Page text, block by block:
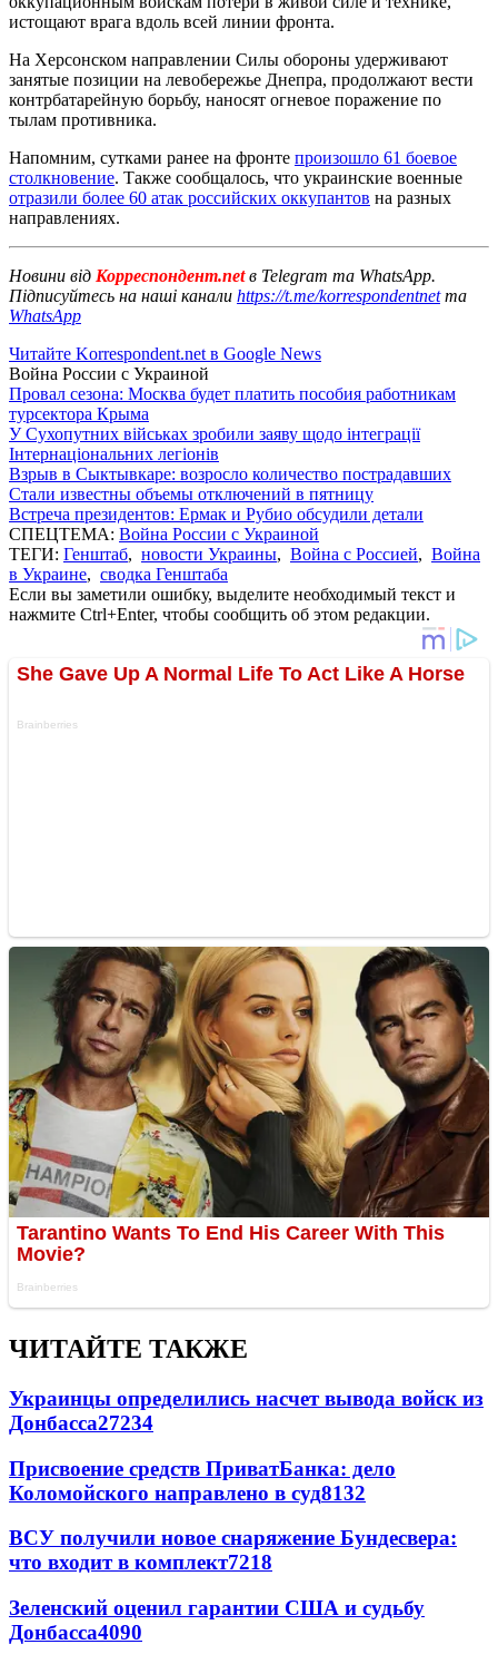
истощают врага вдоль всей линии фронта.
На Херсонском направлении Силы обороны удерживают
занятые позиции на левобережье Днепра, продолжают вести
контрбатарейную борьбу, наносят огневое поражение по
тылам противника.
Напомним, сутками ранее на фронте произошло 61 боевое
столкновение. Также сообщалось, что украинские военные
отразили более 60 атак российских оккупантов на разных
направлениях.
Новини від Корреспондент.netв Telegram та WhatsApp.
Підписуйтесь на наші канали https://t.me/korrespondentnetта
WhatsApp
Читайте Korrespondent.net в Google News
Война России с Украиной
Провал сезона: Москва будет платить пособия работникам
турсектора Крыма
У Сухопутних військах зробили заяву щодо інтеграції
Інтернаціональних легіонів
Взрыв в Сыктывкаре: возросло количество пострадавших
Стали известны объемы отключений в пятницу
Встреча президентов: Ермак и Рубио обсудили детали
СПЕЦТЕМА: Война России с Украиной
ТЕГИ: Генштаб, новости Украины, Война с Россией, Война
в Украине, сводка Генштаба
Если вы заметили ошибку, выделите необходимый текст и
нажмите Ctrl+Enter, чтобы сообщить об этом редакции.
ЧИТАЙТЕ ТАКЖЕ
Украинцы определились насчет вывода войск из
Донбасса27234
Присвоение средств ПриватБанка: дело
Коломойского направлено в суд8132
ВСУ получили новое снаряжение Бундесвера:
что входит в комплект7218
Зеленский оценил гарантии США и судьбу
Донбасса4090